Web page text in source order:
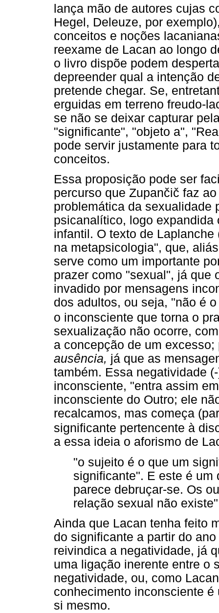
lança mão de autores cujas
Hegel, Deleuze, por
conceitos e noções
reexame de Lacan ao longo
o livro dispõe podem
depreender qual a intenção
pretende chegar. Se,
erguidas em terreno freudo-
se não se deixar capturar
"significante", "objeto a",
pode servir justamente para
conceitos.
Essa proposição pode ser
percurso que Zupančič faz
problemática da sexualidade
psicanalítico, logo
infantil. O texto de
na metapsicologia", que,
serve como um importante
prazer como "sexual", já que
invadido por mensagens
dos adultos, ou seja, "não é
o inconsciente que torna o
sexualização não ocorre,
a concepção de um
ausência, já que as
também. Essa negatividade
inconsciente, "entra assim
inconsciente do Outro; ele
recalcamos, mas começa
significante pertencente à
a essa ideia o aforismo de
"o sujeito é o que um
significante". E este é um
parece debruçar-se. Os
relação sexual não
Ainda que Lacan tenha feito
do significante a partir do
reivindica a negatividade, já
uma ligação inerente entre o
negatividade, ou, como
conhecimento inconsciente
si mesmo.